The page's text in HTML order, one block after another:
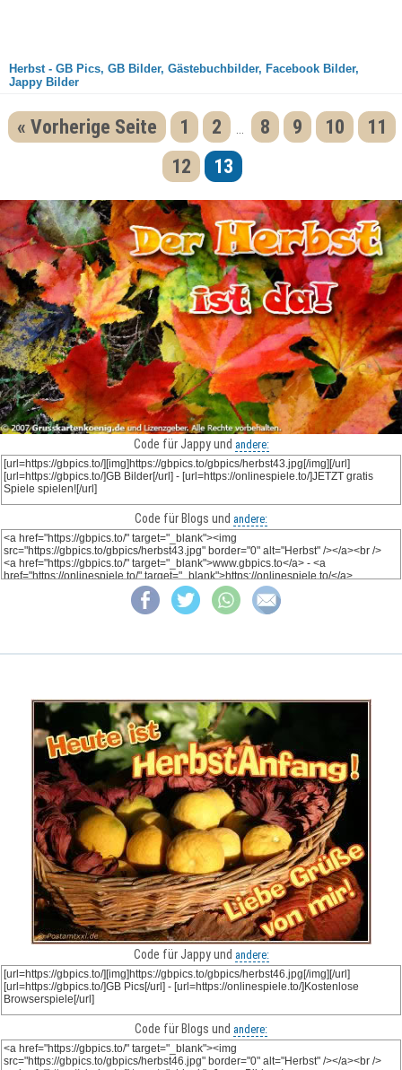
Herbst - GB Pics, GB Bilder, Gästebuchbilder, Facebook Bilder,
Jappy Bilder
« Vorherige Seite 1 2 8 9 10
11
12
13
Code für Jappy und andere:
Code für Blogs und andere:
Code für Jappy und andere:
Code für Blogs und andere: